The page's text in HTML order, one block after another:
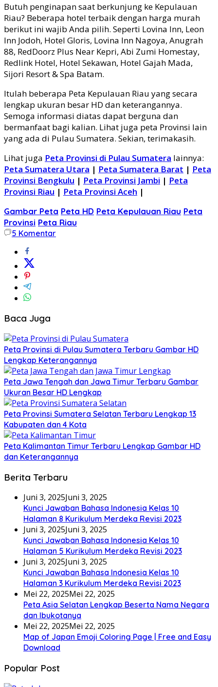
Butuh penginapan saat berkunjung ke Kepulauan
Riau? Beberapa hotel terbaik dengan harga murah
berikut ini wajib Anda pilih. Seperti Lovina Inn, Leon
Inn Jodoh, Hotel Gloris, Lovina Inn Nagoya, Anugrah
88, RedDoorz Plus Near Kepri, Abi Zumi Homestay,
Redlink Hotel, Hotel Sekawan, Hotel Gajah Mada,
Sijori Resort & Spa Batam.
Itulah beberapa Peta Kepulauan Riau yang secara
lengkap ukuran besar HD dan keterangannya.
Semoga informasi diatas dapat berguna dan
bermanfaat bagi kalian. Lihat juga peta Provinsi lain
yang ada di Pulau Sumatera. Sekian, terimakasih.
Lihat juga Peta Provinsi di Pulau Sumatera lainnya:
Peta Sumatera Utara | Peta Sumatera Barat | Peta
Provinsi Bengkulu | Peta Provinsi Jambi | Peta
Provinsi Riau | Peta Provinsi Aceh |
Gambar Peta Peta HD Peta Kepulauan Riau Peta
Provinsi Peta Riau
5 Komentar
Baca Juga
Peta Provinsi di Pulau Sumatera Terbaru Gambar HD
Lengkap Keterangannya
Peta Jawa Tengah dan Jawa Timur Terbaru Gambar
Ukuran Besar HD Lengkap
Peta Provinsi Sumatera Selatan Terbaru Lengkap 13
Kabupaten dan 4 Kota
Peta Kalimantan Timur Terbaru Lengkap Gambar HD
dan Keterangannya
Berita Terbaru
Juni 3, 2025Juni 3, 2025
Kunci Jawaban Bahasa Indonesia Kelas 10
Halaman 8 Kurikulum Merdeka Revisi 2023
Juni 3, 2025Juni 3, 2025
Kunci Jawaban Bahasa Indonesia Kelas 10
Halaman 5 Kurikulum Merdeka Revisi 2023
Juni 3, 2025Juni 3, 2025
Kunci Jawaban Bahasa Indonesia Kelas 10
Halaman 3 Kurikulum Merdeka Revisi 2023
Mei 22, 2025Mei 22, 2025
Peta Asia Selatan Lengkap Beserta Nama Negara
dan Ibukotanya
Mei 22, 2025Mei 22, 2025
Map of Japan Emoji Coloring Page | Free and Easy
Download
Popular Post